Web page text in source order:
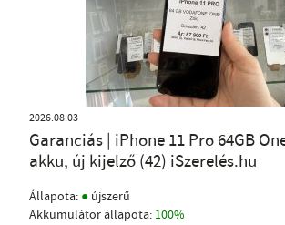
2026.08.03
Garanciás | iPhone 11 Pro 64GB
akku, új kijelző (42) iSzerelés.hu
Állapota: ● újszerű
Akkumulátor állapota: 100%